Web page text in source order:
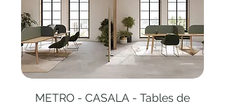
METRO - CASALA - Tables de